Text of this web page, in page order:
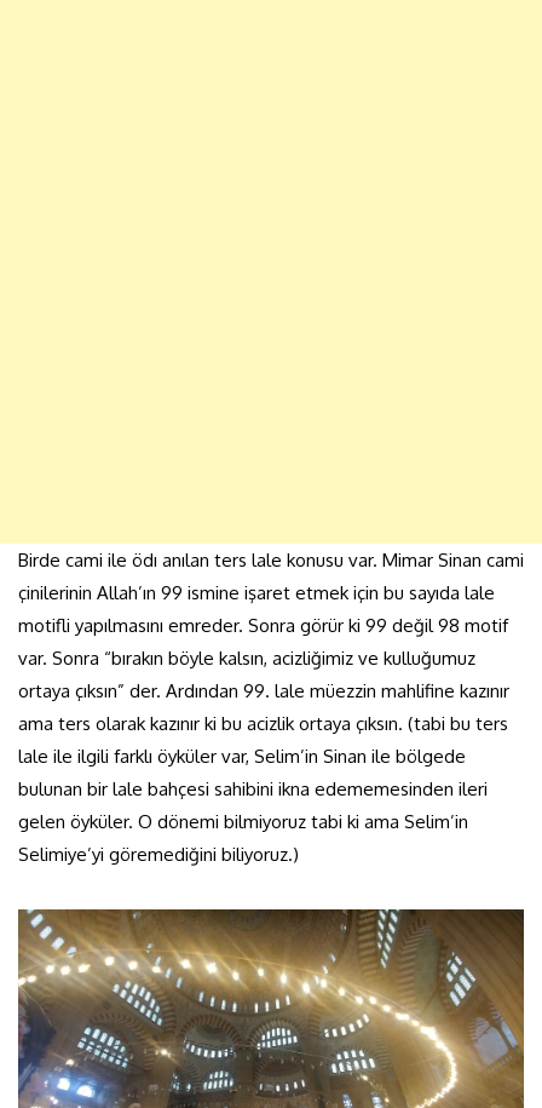
Birde cami ile ödı anılan ters lale konusu var. Mimar Sinan cami
çinilerinin Allah’ın 99 ismine işaret etmek için bu sayıda lale
motifli yapılmasını emreder. Sonra görür ki 99 değil 98 motif
var. Sonra “bırakın böyle kalsın, acizliğimiz ve kulluğumuz
ortaya çıksın” der. Ardından 99. lale müezzin mahlifine kazınır
ama ters olarak kazınır ki bu acizlik ortaya çıksın. (tabi bu ters
lale ile ilgili farklı öyküler var, Selim’in Sinan ile bölgede
bulunan bir lale bahçesi sahibini ikna edememesinden ileri
gelen öyküler. O dönemi bilmiyoruz tabi ki ama Selim’in
Selimiye’yi göremediğini biliyoruz.)